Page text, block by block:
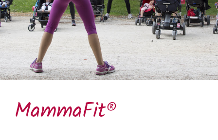
MammaFit®